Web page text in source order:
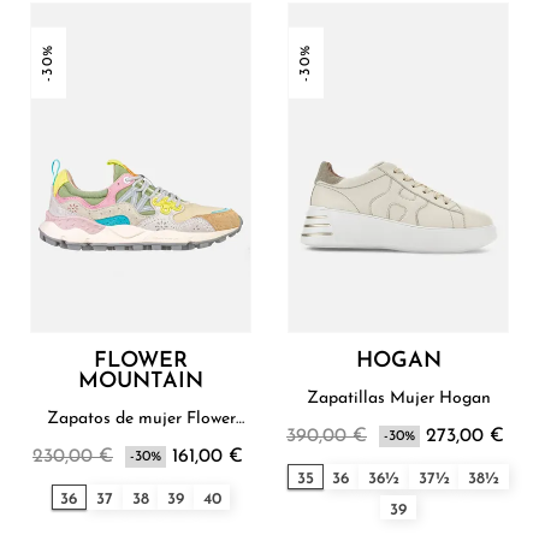
-30%
FLOWER
MOUNTAIN
Zapatos de mujer Flower
230,00 € -30% 161,00 €
36 37 38 39 40
-30%
HOGAN
Zapatillas Mujer Hogan
390,00 € -30% 273,00 €
35 36 36½ 37½
38½
39